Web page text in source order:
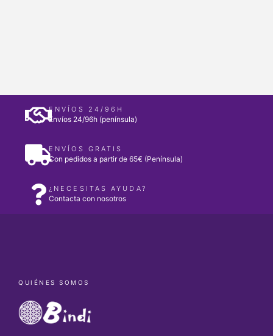
ENVÍOS 24/96H
Envíos 24/96h (península)
ENVÍOS GRATIS
Con pedidos a partir de 65€ (Península)
¿NECESITAS AYUDA?
Contacta con nosotros
QUIÉNES SOMOS